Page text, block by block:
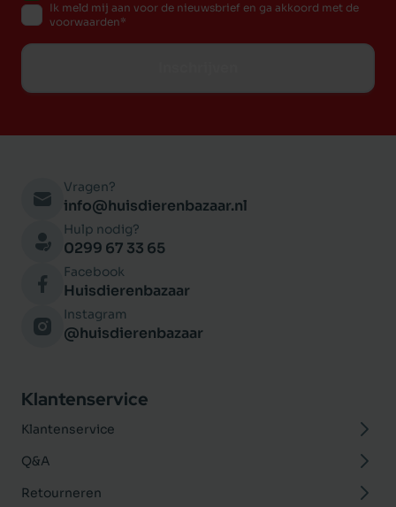
Ik meld mij aan voor de nieuwsbrief en ga akkoord met de
voorwaarden
Vragen?
info@huisdierenbazaar.nl
Hulp nodig?
0299 67 33 65
Facebook
Huisdierenbazaar
Instagram
@huisdierenbazaar
Klantenservice
Klantenservice
Q&A
Retourneren